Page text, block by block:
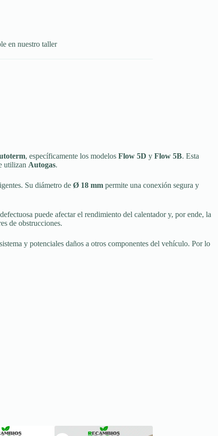
en nuestro taller
, específicamente los modelos Flow 5D y Flow 5B. Esta
utilizan Autogas.
Su diámetro de Ø 18 mm permite una conexión segura y
puede afectar el rendimiento del calentador y, por ende, la
de obstrucciones.
y potenciales daños a otros componentes del vehículo. Por lo